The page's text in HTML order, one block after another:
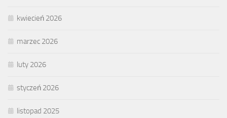
kwiecień 2026
marzec 2026
luty 2026
styczeń 2026
listopad 2025